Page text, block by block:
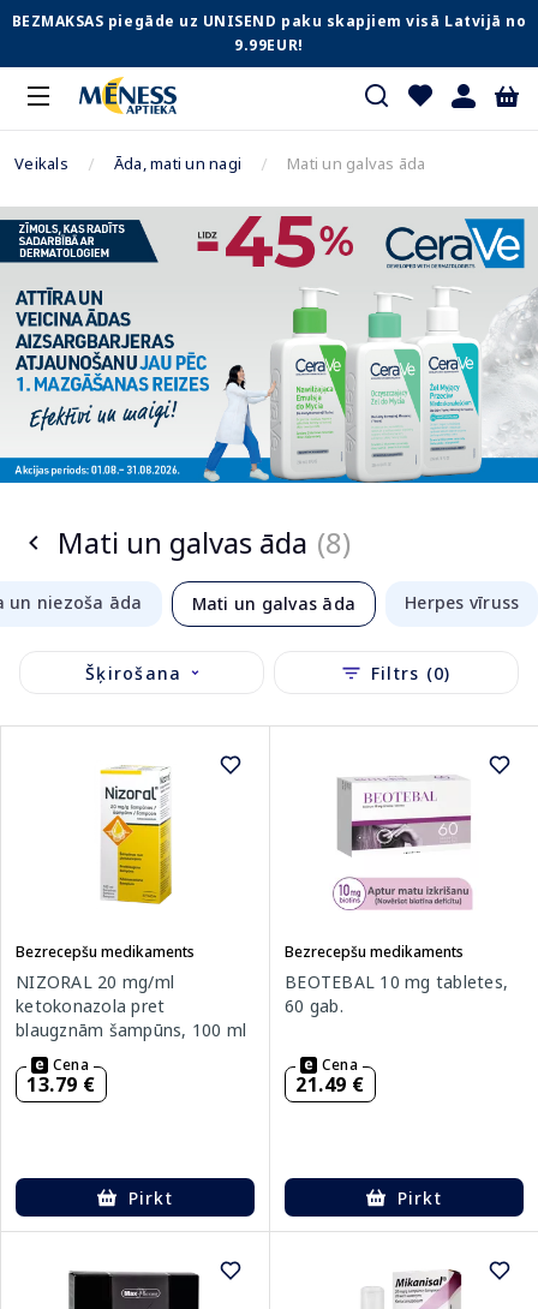
BEZMAKSAS piegāde uz UNISEND paku skapjiem visā Latvijā no
9.99EUR!
Veikals Āda, mati un nagi Mati un galvas āda
Mati un galvas āda (8)
un niezoša āda Mati un galvas āda Herpes vīruss
Šķirošana Filtrs (0)
Bezrecepšu medikaments
NIZORAL 20 mg/ml
ketokonazola pret
blaugznām šampūns, 100 ml
Cena
13.79 €
Pirkt
Bezrecepšu medikaments
BEOTEBAL 10 mg tabletes,
60 gab.
Cena
21.49 €
Pirkt